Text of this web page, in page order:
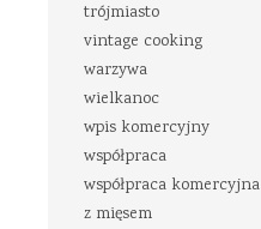
trójmiasto
vintage cooking
warzywa
wielkanoc
wpis komercyjny
współpraca
współpraca komercyjna
z mięsem